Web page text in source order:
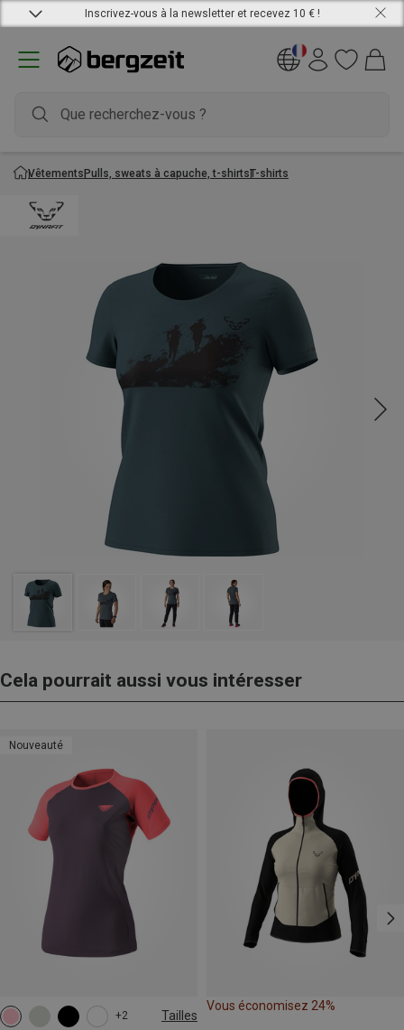
Inscrivez-vous à la newsletter et recevez 10 € !
VêtementsPulls, sweats à capuche, t-shirtsT-shirts
Cela pourrait aussi vous intéresser
Nouveauté
+2 Tailles
XS M
Vous économisez 24%